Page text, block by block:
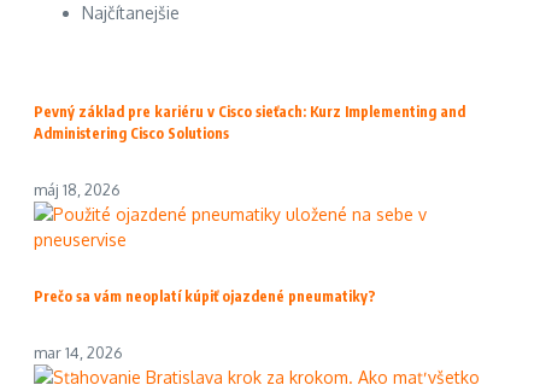
Najčítanejšie
Pevný základ pre kariéru v Cisco sieťach: Kurz Implementing and
Administering Cisco Solutions
máj 18, 2026
Prečo sa vám neoplatí kúpiť ojazdené pneumatiky?
mar 14, 2026